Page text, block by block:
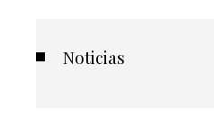
Noticias